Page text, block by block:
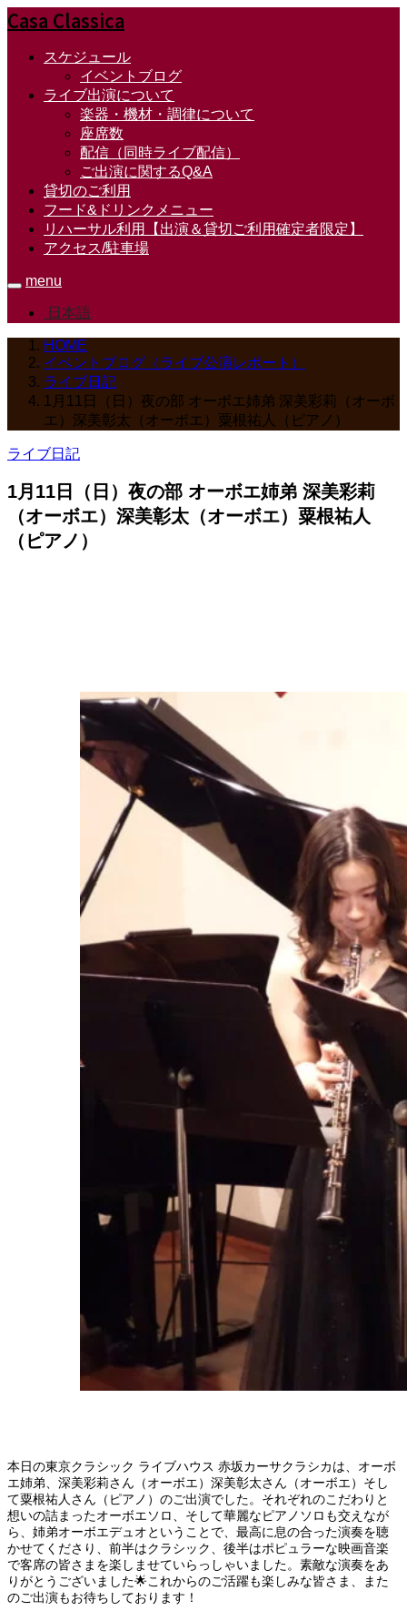
Casa Classica
スケジュール
イベントブログ
ライブ出演について
楽器・機材・調律について
座席数
配信（同時ライブ配信）
ご出演に関するQ&A
貸切のご利用
フード&ドリンクメニュー
リハーサル利用【出演＆貸切ご利用確定者限定】
アクセス/駐車場
menu
日本語
HOME
イベントブログ（ライブ公演レポート）
ライブ日記
1月11日（日）夜の部 オーボエ姉弟 深美彩莉（オーボ
エ）深美彰太（オーボエ）粟根祐人（ピアノ）
ライブ日記
1月11日（日）夜の部 オーボエ姉弟 深美彩莉
（オーボエ）深美彰太（オーボエ）粟根祐人
（ピアノ）
本日の東京クラシック ライブハウス 赤坂カーサクラシカは、オーボ
エ姉弟、深美彩莉さん（オーボエ）深美彰太さん（オーボエ）そし
て粟根祐人さん（ピアノ）のご出演でした。それぞれのこだわりと
想いの詰まったオーボエソロ、そして華麗なピアノソロも交えなが
ら、姉弟オーボエデュオということで、最高に息の合った演奏を聴
かせてくださり、前半はクラシック、後半はポピュラーな映画音楽
で客席の皆さまを楽しませていらっしゃいました。素敵な演奏をあ
りがとうございました🌟これからのご活躍も楽しみな皆さま、また
のご出演もお待ちしております！